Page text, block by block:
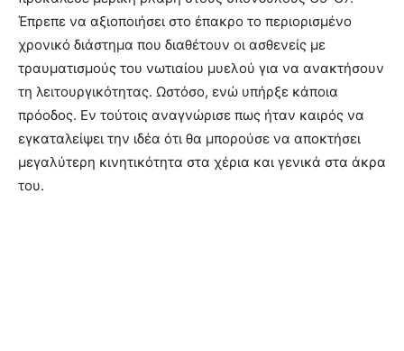
Έπρεπε να αξιοποιήσει στο έπακρο το περιορισμένο
χρονικό διάστημα που διαθέτουν οι ασθενείς με
τραυματισμούς του νωτιαίου μυελού για να ανακτήσουν
τη λειτουργικότητας. Ωστόσο, ενώ υπήρξε κάποια
πρόοδος. Εν τούτοις αναγνώρισε πως ήταν καιρός να
εγκαταλείψει την ιδέα ότι θα μπορούσε να αποκτήσει
μεγαλύτερη κινητικότητα στα χέρια και γενικά στα άκρα
του.